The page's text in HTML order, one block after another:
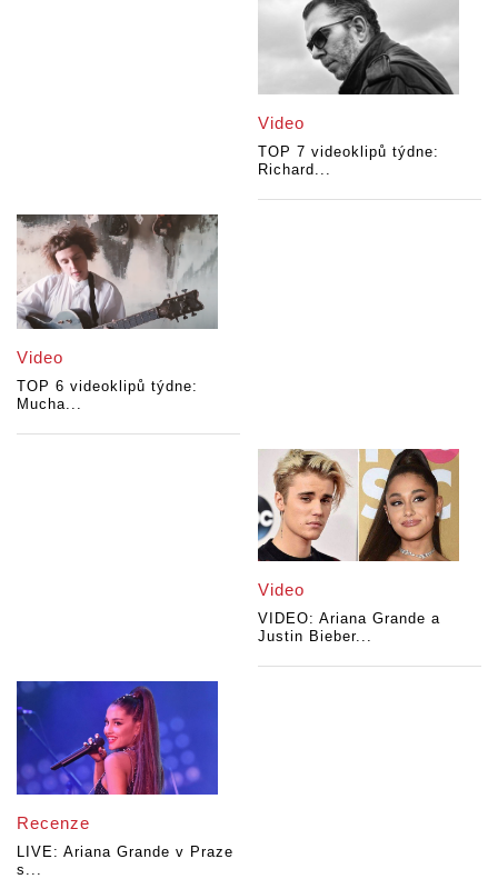
Video
TOP 7 videoklipů týdne:
Richard...
Video
TOP 6 videoklipů týdne:
Mucha...
Video
VIDEO: Ariana Grande a
Justin Bieber...
Recenze
LIVE: Ariana Grande v Praze
s...